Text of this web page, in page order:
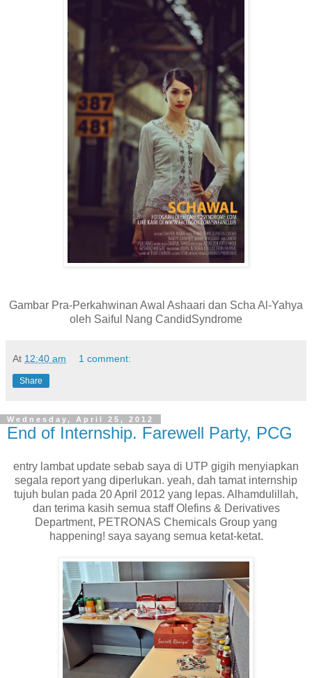
Gambar Pra-Perkahwinan Awal Ashaari dan Scha Al-Yahya
oleh Saiful Nang CandidSyndrome
At 12:40 am 1 comment:
Share
Wednesday, April 25, 2012
End of Internship. Farewell Party, PCG
entry lambat update sebab saya di UTP gigih menyiapkan
segala report yang diperlukan. yeah, dah tamat internship
tujuh bulan pada 20 April 2012 yang lepas. Alhamdulillah,
dan terima kasih semua staff Olefins & Derivatives
Department, PETRONAS Chemicals Group yang
happening! saya sayang semua ketat-ketat.